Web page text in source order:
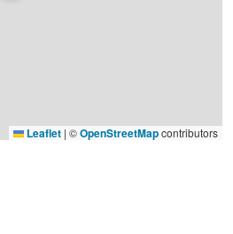
Leaflet | ©OpenStreetMapcontributors